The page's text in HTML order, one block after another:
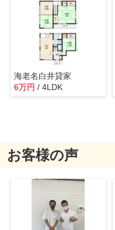
海老名白井貸家
6万円 / 4LDK
お客様の声